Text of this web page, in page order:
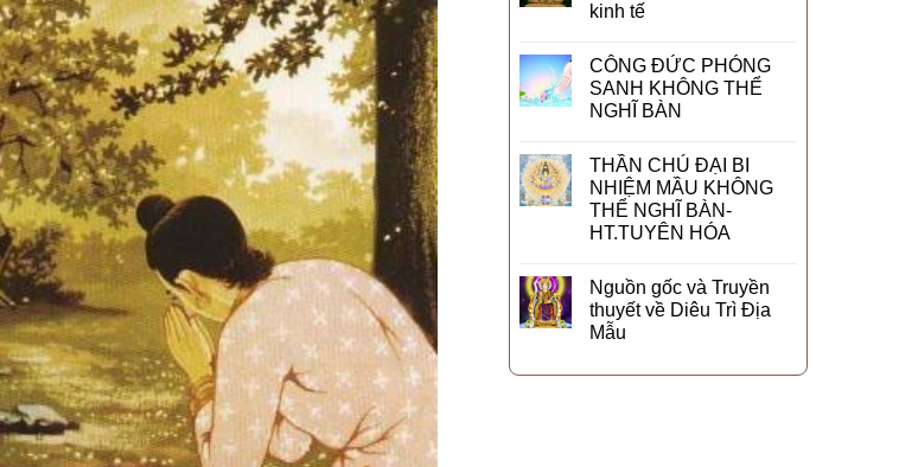
kinh tế
CÔNG ĐỨC PHÓNG
SANH KHÔNG THỂ
NGHĨ BÀN
THẦN CHÚ ĐẠI BI
NHIỆM MẦU KHÔNG
THỂ NGHĨ BÀN-
HT.TUYÊN HÓA
Nguồn gốc và Truyền
thuyết về Diêu Trì Địa
Mẫu